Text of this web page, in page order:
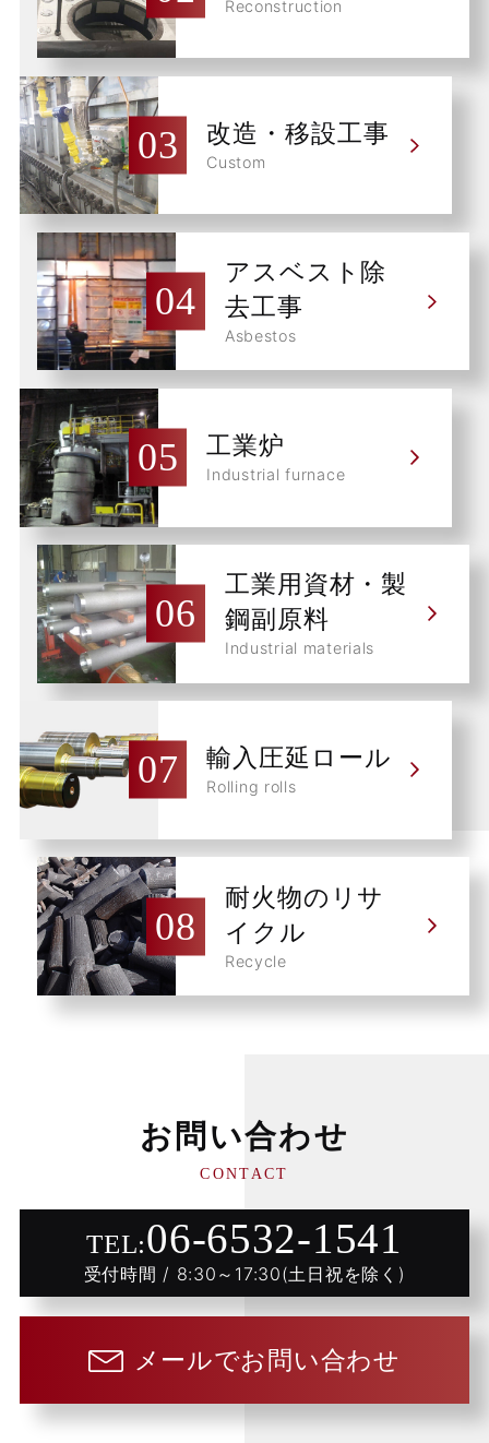
Reconstruction
改造・移設工事
Custom
アスベスト除
去工事
Asbestos
工業炉
Industrial furnace
工業用資材・製
鋼副原料
Industrial materials
輸入圧延ロール
Rolling rolls
耐火物のリサ
イクル
Recycle
お問い合わせ
CONTACT
TEL:06-6532-1541
受付時間 / 8:30～17:30(土日祝を除く)
メールでお問い合わせ